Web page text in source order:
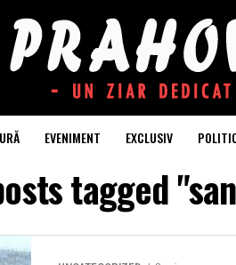
EVENIMENT EXCLUSIV
tagged